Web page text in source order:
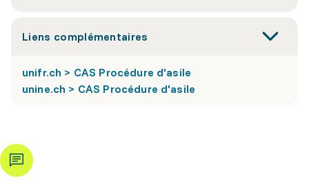
Liens complémentaires
unifr.ch > CAS Procédure d'asile
unine.ch > CAS Procédure d'asile